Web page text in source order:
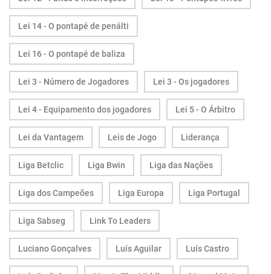
Lei 14 - O pontapé de penálti
Lei 16 - O pontapé de baliza
Lei 3 - Número de Jogadores Lei 3 - Os jogadores
Lei 4 - Equipamento dos jogadores Lei 5 - O Árbitro
Lei da Vantagem Leis de Jogo Liderança
Liga Betclic Liga Bwin Liga das Nações
Liga dos Campeões Liga Europa Liga Portugal
Liga Sabseg Link To Leaders
Luciano Gonçalves Luís Aguilar Luís Castro